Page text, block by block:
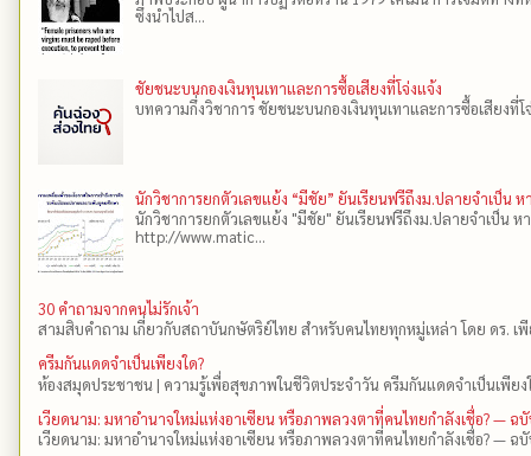
ซึ่งนำไปส...
ชัยชนะบนกองเงินทุนเทาและการซื้อเสียงที่โจ่งแจ้ง
บทความกึ่งวิชาการ ชัยชนะบนกองเงินทุนเทาและการซื้อเสียงที่โ
นักวิชาการยกตัวเลขแย้ง “มีชัย” ยันเรียนฟรีถึงม.ปลายจำเป็น
นักวิชาการยกตัวเลขแย้ง "มีชัย" ยันเรียนฟรีถึงม.ปลายจำเป็น
http://www.matic...
30 คำถามจากคนไม่รักเจ้า
สามสิบคำถาม เกี่ยวกับสถาบันกษัตริย์ไทย สำหรับคนไทยทุกหมู่เหล่า โดย ดร.​
ครีมกันแดดจำเป็นเพียงใด?
ห้องสมุดประชาชน | ความรู้เพื่อสุขภาพในชีวิตประจำวัน ครีมกันแดดจำเป็นเพียงใ
เวียดนาม: มหาอำนาจใหม่แห่งอาเซียน หรือภาพลวงตาที่คนไทยกำลังเชื่อ? — ฉ
เวียดนาม: มหาอำนาจใหม่แห่งอาเซียน หรือภาพลวงตาที่คนไทยกำลังเชื่อ? — ฉ